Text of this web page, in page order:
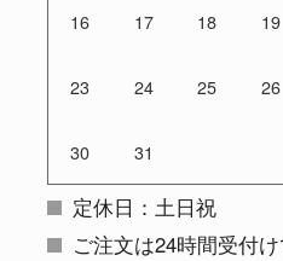
16 17 18 19
23 24 25 26
30 31
定休日：土日祝
ご注文は24時間受付